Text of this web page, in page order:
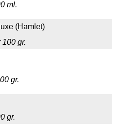
ml.
(Hamlet)
gr.
gr.
gr.